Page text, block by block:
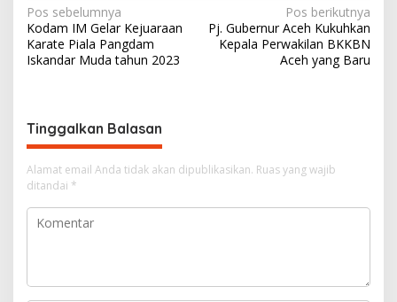
N
a
v
g
a
s
i
p
Pos sebelumnya
Kodam IM Gelar Kejuaraan
Karate Piala Pangdam
Iskandar Muda tahun 2023
Pos berikutnya
Pj. Gubernur Aceh Kukuhkan
Kepala Perwakilan BKKBN
Aceh yang Baru
Tinggalkan Balasan
Alamat email Anda tidak akan dipublikasikan. Ruas yang wajib
ditandai *